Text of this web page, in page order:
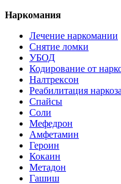
Наркомания
Лечение наркомании
Снятие ломки
УБОД
Кодирование от
Налтрексон
Реабилитация
Спайсы
Соли
Мефедрон
Амфетамин
Героин
Кокаин
Метадон
Гашиш